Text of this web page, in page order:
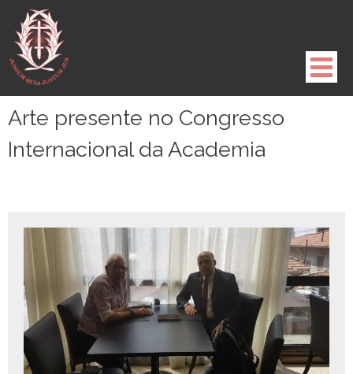
para
conteúdo
Arte presente no Congresso
Internacional da Academia